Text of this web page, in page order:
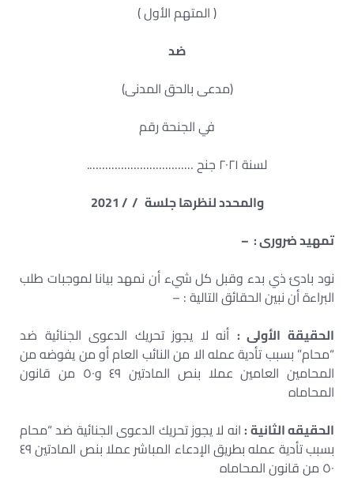
( المتهم الأول )
ضد
(مدعى بالحق المدنى)
في الجنحة رقم
لسنة ٢٠٢١ جنح …………………………….
والمحدد لنظرها جلسة / / 2021
تمهید ضروری : –
نود بادئ ذي بدء وقبل كل شيء أن نمهد بيانا لموجبات طلب
البراءة أن نبين الحقائق التالية : –
الحقيقة الأولى : أنه لا يجوز تحريك الدعوى الجنائية ضد
“محام” بسبب تأدية عمله الا من النائب العام أو من يفوضه من
المحامين العامين عملا بنص المادتين ٤٩ و٥٠ من قانون
المحاماه
الحقيقه الثانية :انه لا يجوز تحريك الدعوى الجنائية ضد “محام
بسبب تأدية عمله بطريق الإدعاء المباشر عملا بنص المادتين ٤٩
٥٠ من قانون المحاماه